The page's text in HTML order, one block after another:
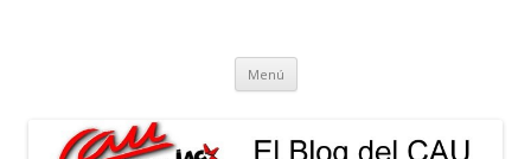
Menú Vés
contingut